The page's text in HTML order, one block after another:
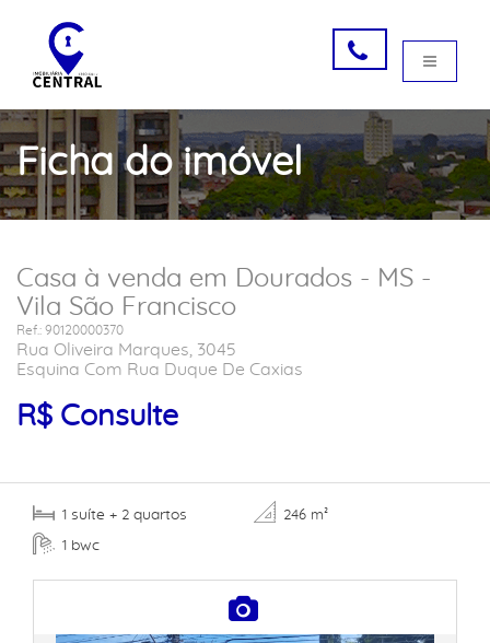
Ficha do imóvel
Casa à venda em Dourados - MS -
Vila São Francisco
Ref.: 90120000370
Rua Oliveira Marques, 3045
Esquina Com Rua Duque De Caxias
R$ Consulte
1 suíte + 2 quartos
1 bwc
246 m²